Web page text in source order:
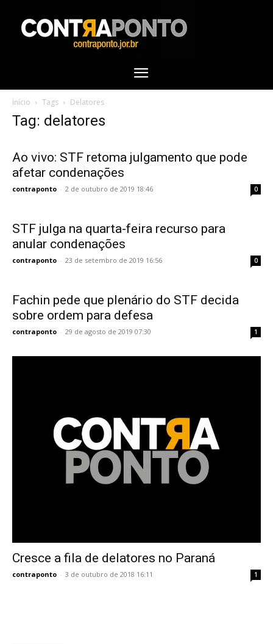
Início Tags Delatores
Tag: delatores
Ao vivo: STF retoma julgamento que pode
afetar condenações
contraponto - 2 de outubro de 2019 18:46 0
STF julga na quarta-feira recurso para
anular condenações
contraponto - 23 de setembro de 2019 16:56 0
Fachin pede que plenário do STF decida
sobre ordem para defesa
contraponto - 29 de agosto de 2019 07:30 1
Cresce a fila de delatores no Paraná
contraponto - 3 de outubro de 2018 16:11 1